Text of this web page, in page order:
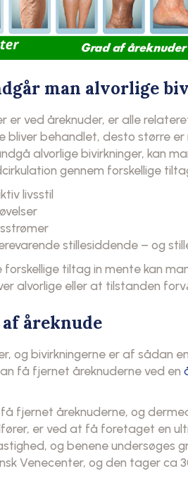
man alvorlige
er ved åreknuder, er alle
bliver behandlet, desto større
alvorlige bivirkninger, kan
gennem forskellige
livsstil
stillesiddende – og
tiltag in mente kan
alvorlige eller at tilstanden
åreknude
og bivirkningerne er af sådan
få fjernet åreknuderne ved en
fjernet åreknuderne, og
er ved at få foretaget en
og benene undersøges
Venecenter, og den tager ca